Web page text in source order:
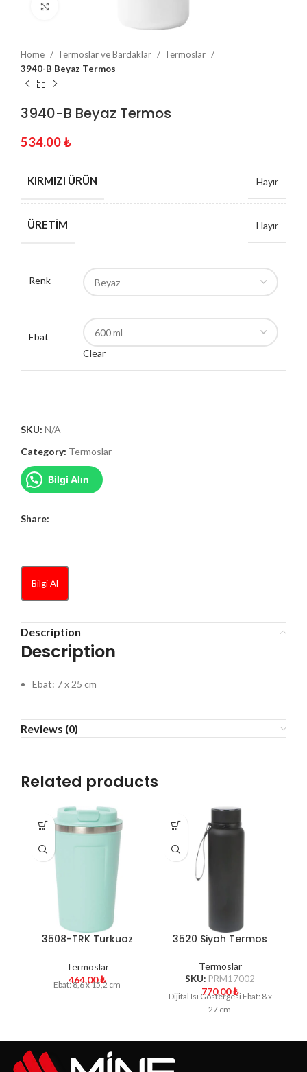
Home Termoslar ve Bardaklar
Termoslar
3940-B Beyaz Termos
3940-B Beyaz Termos
534.00₺
KIRMIZI ÜRÜN Hayır
ÜRETIM Hayır
Renk
Ebat
Clear
SKU: N/A
Category: Termoslar
Bilgi Alın
Share:
Bilgi Al
Description
Description
Ebat: 7 x 25 cm
Reviews (0)
Related products
3508-TRK Turkuaz
Termoslar
464.00₺
Ebat: 8,6 x 15,2 cm
3520 Siyah Termos
Termoslar
SKU: PRM17002
770.00₺
Dijital Isı Göstergesi Ebat: 8 x
27 cm